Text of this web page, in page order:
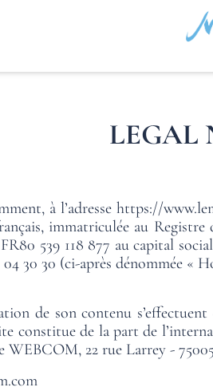
LEGAL
à l’adressehttps://
immatriculée au
539 118 877 au capital
30 30 (ci-après dénommée «
de son contenu
constitue de la part de
WEBCOM, 22 rue Larrey -